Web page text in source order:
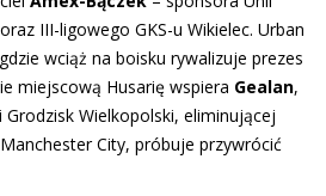
III-ligowego GKS-u Wikielec. Urban
wciąż na boisku rywalizuje prezes
miejscową Husarię wspiera Gealan,
Wielkopolski, eliminującej
City, próbuje przywrócić